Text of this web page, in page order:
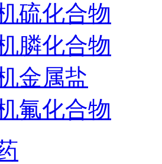
硫化合物
膦化合物
金属盐
氟化合物